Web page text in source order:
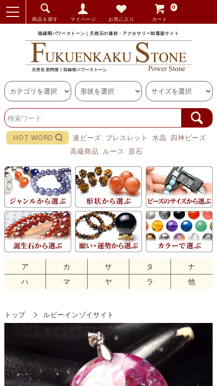
商品を探す マイページ お気に入り カート
0
福縁閣パワーストーン｜天然石の連材・アクセサリー卸通販サイト
HOT WORD 連ビーズ ブレスレット 水晶
四神ビーズ
高級商品
ルース 原石
ア カ サ タ
ナ
ハ
マ ヤ ラ 他
トップ ルビーインゾイサイト